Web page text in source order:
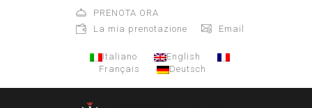
PRENOTA ORA
La mia prenotazione
Email
Italiano
English
Français
Deutsch